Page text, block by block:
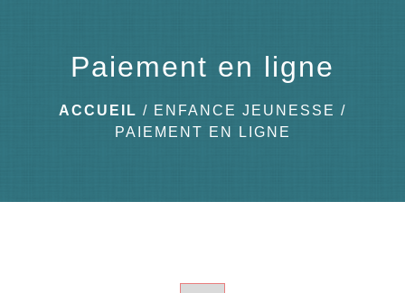
Paiement en ligne
ACCUEIL / ENFANCE JEUNESSE /
PAIEMENT EN LIGNE